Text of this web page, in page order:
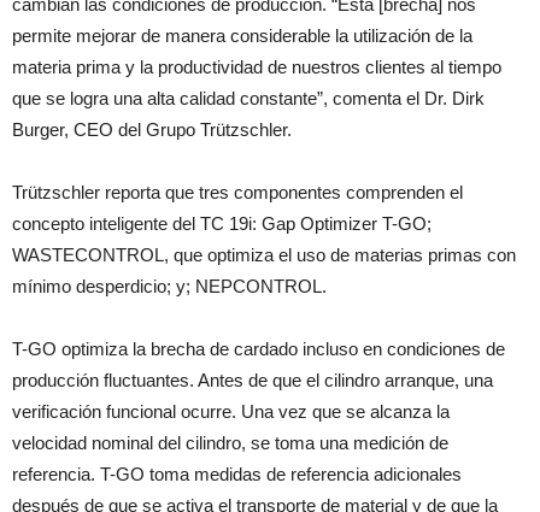
cambian las condiciones de producción. “Esta [brecha] nos
permite mejorar de manera considerable la utilización de la
materia prima y la productividad de nuestros clientes al tiempo
que se logra una alta calidad constante”, comenta el Dr. Dirk
Burger, CEO del Grupo Trützschler.
Trützschler reporta que tres componentes comprenden el
concepto inteligente del TC 19i: Gap Optimizer T-GO;
WASTECONTROL, que optimiza el uso de materias primas con
mínimo desperdicio; y; NEPCONTROL.
T-GO optimiza la brecha de cardado incluso en condiciones de
producción fluctuantes. Antes de que el cilindro arranque, una
verificación funcional ocurre. Una vez que se alcanza la
velocidad nominal del cilindro, se toma una medición de
referencia. T-GO toma medidas de referencia adicionales
después de que se activa el transporte de material y de que la